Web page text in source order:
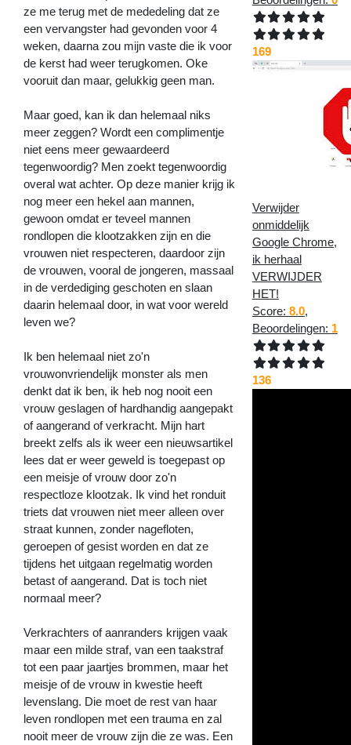
ze me terug met de mededeling dat ze
een vervangster had gevonden voor 4
weken, daarna zou mijn vaste die ik voor
de kerst had weer terugkomen. Oke
vooruit dan maar, gelukkig geen man.
Maar goed, kan ik dan helemaal niks
meer zeggen? Wordt een complimentje
niet eens meer gewaardeerd
tegenwoordig? Men zoekt tegenwoordig
overal wat achter. Op deze manier krijg ik
nog meer een hekel aan mannen,
gewoon omdat er teveel mannen
rondlopen die klootzakken zijn en die
vrouwen niet respecteren, daardoor zijn
de vrouwen, vooral de jongeren, massaal
in de verdediging geschoten en slaan
daarin helemaal door, in wat voor wereld
leven we?
Ik ben helemaal niet zo'n
vrouwonvriendelijk monster als men
denkt dat ik ben, ik heb nog nooit een
vrouw geslagen of hardhandig aangepakt
of aangerand of verkracht. Mijn hart
breekt zelfs als ik weer een nieuwsartikel
lees dat er weer geweld is toegepast op
een meisje of vrouw door zo'n
respectloze klootzak. Ik vind het ronduit
triets dat vrouwen niet meer alleen over
straat kunnen, zonder nagefloten,
geroepen of gesist worden en dat ze
tijdens het uitgaan regelmatig worden
betast of aangerand. Dat is toch niet
normaal meer?
Verkrachters of aanranders krijgen vaak
maar een milde straf, van een taakstraf
tot een paar jaartjes brommen, maar het
meisje of de vrouw in kwestie heeft
levenslang. Die moet de rest van haar
leven rondlopen met een trauma en zal
nooit meer de vrouw zijn die ze was. Een
169
Verwijder
onmiddelijk
Google Chrome,
ik herhaal
VERWIJDER
HET!
Score: 8.0,
Beoordelingen: 1
136